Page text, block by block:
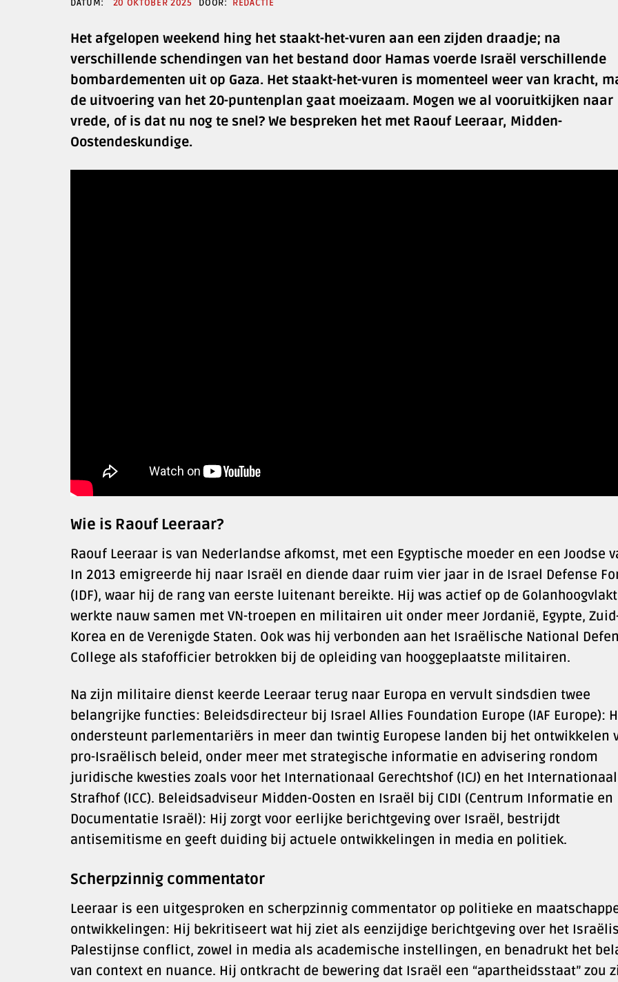
20 OKTOBER 2025 REDACTIE
Het afgelopen weekend hing het staakt-het-vuren aan een zijden draadje; na
verschillende schendingen van het bestand door Hamas voerde Israël verschillende
bombardementen uit op Gaza. Het staakt-het-vuren is momenteel weer van kracht,
de uitvoering van het 20-puntenplan gaat moeizaam. Mogen we al vooruitkijken naar
vrede, of is dat nu nog te snel? We bespreken het met Raouf Leeraar, Midden-
Oostendeskundige.
Wie is Raouf Leeraar?
Raouf Leeraar is van Nederlandse afkomst, met een Egyptische moeder en een Joodse
In 2013 emigreerde hij naar Israël en diende daar ruim vier jaar in de Israel Defense
(IDF), waar hij de rang van eerste luitenant bereikte. Hij was actief op de
werkte nauw samen met VN-troepen en militairen uit onder meer Jordanië, Egypte,
Korea en de Verenigde Staten. Ook was hij verbonden aan het Israëlische National
College als stafofficier betrokken bij de opleiding van hooggeplaatste militairen.
Na zijn militaire dienst keerde Leeraar terug naar Europa en vervult sindsdien twee
belangrijke functies: Beleidsdirecteur bij Israel Allies Foundation Europe (IAF Europe):
ondersteunt parlementariërs in meer dan twintig Europese landen bij het ontwikkelen
pro-Israëlisch beleid, onder meer met strategische informatie en advisering rondom
juridische kwesties zoals voor het Internationaal Gerechtshof (ICJ) en het Internationaal
Strafhof (ICC). Beleidsadviseur Midden-Oosten en Israël bij CIDI (Centrum Informatie en
Documentatie Israël): Hij zorgt voor eerlijke berichtgeving over Israël, bestrijdt
antisemitisme en geeft duiding bij actuele ontwikkelingen in media en politiek.
Scherpzinnig commentator
Leeraar is een uitgesproken en scherpzinnig commentator op politieke en
ontwikkelingen: Hij bekritiseert wat hij ziet als eenzijdige berichtgeving over het
Palestijnse conflict, zowel in media als academische instellingen, en benadrukt het
van context en nuance. Hij ontkracht de bewering dat Israël een “apartheidsstaat” zou